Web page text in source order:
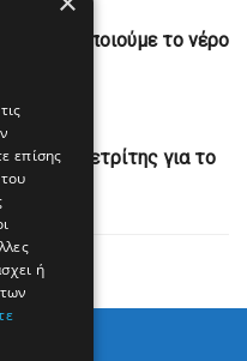
το νέρο
Γεραπετρίτης για το
επίσης
ή